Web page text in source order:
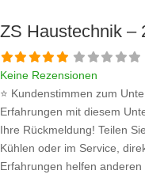
ZS Haustechnik –
Keine Rezensionen
⭐ Kundenstimmen zum
Erfahrungen mit diesem
Ihre Rückmeldung! Teilen
Kühlen oder im Service,
Erfahrungen helfen